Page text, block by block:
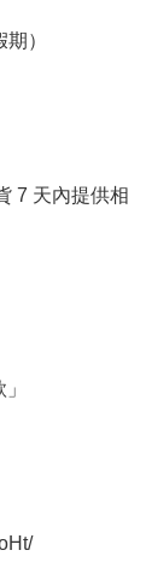
）
7 天內提供相